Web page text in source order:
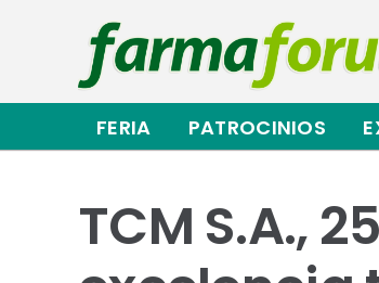
contenido
FERIA PATROCINIOS
TCM S.A.,